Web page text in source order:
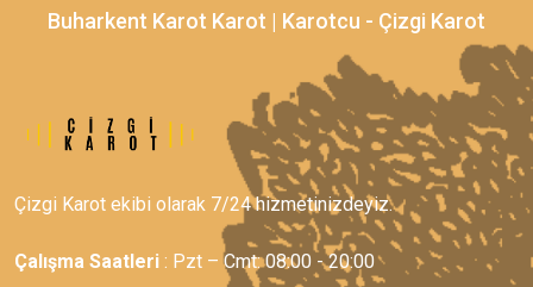
Buharkent Karot Karot | Karotcu - Çizgi Karot
Çizgi Karot ekibi olarak 7/24 hizmetinizdeyiz.
Çalışma Saatleri : Pzt – Cmt: 08:00 - 20:00